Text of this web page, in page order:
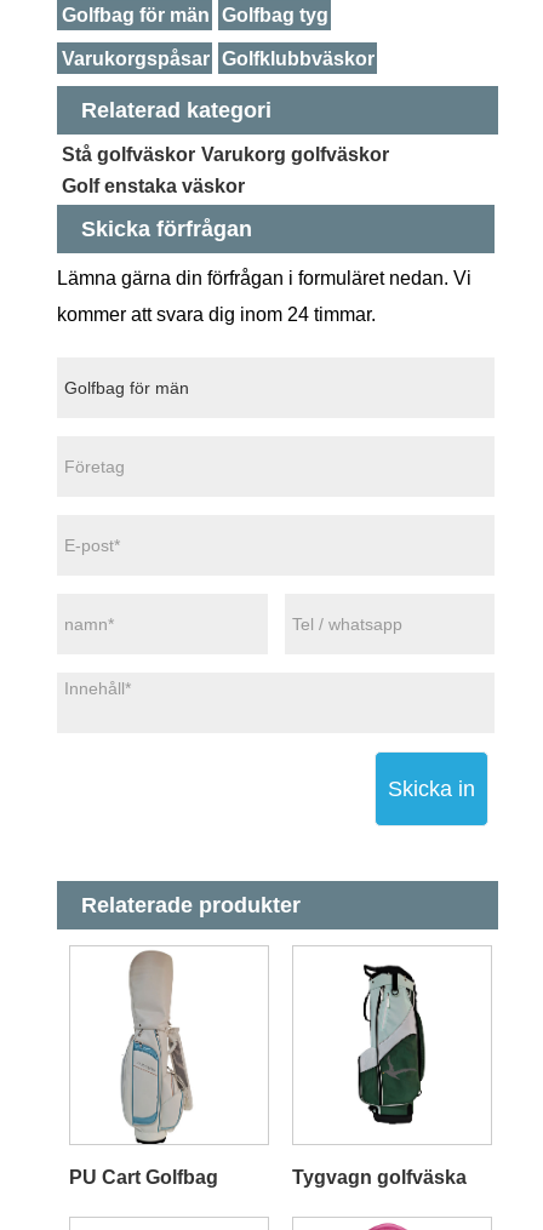
Golfbag för män Golfbag tyg
Varukorgspåsar Golfklubbväskor
Relaterad kategori
Stå golfväskor Varukorg golfväskor
Golf enstaka väskor
Skicka förfrågan
Lämna gärna din förfrågan i formuläret nedan. Vi
kommer att svara dig inom 24 timmar.
Skicka in
Relaterade produkter
PU Cart Golfbag Tygvagn golfväska